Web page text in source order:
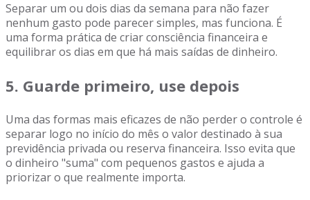
Separar um ou dois dias da semana para não fazer
nenhum gasto pode parecer simples, mas funciona. É
uma forma prática de criar consciência financeira e
equilibrar os dias em que há mais saídas de dinheiro.
5. Guarde primeiro, use depois
Uma das formas mais eficazes de não perder o controle é
separar logo no início do mês o valor destinado à sua
previdência privada ou reserva financeira. Isso evita que
o dinheiro "suma" com pequenos gastos e ajuda a
priorizar o que realmente importa.